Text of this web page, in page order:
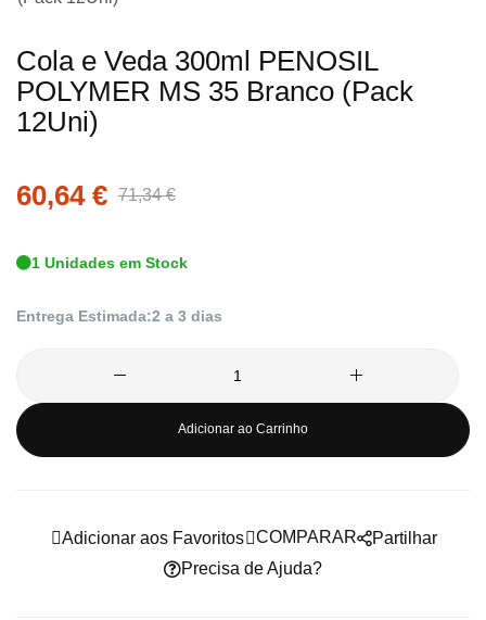
para
o
início
Galeria
Cola e Veda 300ml PENOSIL
POLYMER MS 35 Branco (Pack
12Uni)
60,64 € 71,34 €
1 Unidades em Stock
Entrega Estimada:2 a 3 dias
Adicionar ao Carrinho
Adicionar aos Favoritos
COMPARAR
Precisa de Ajuda?
Partilhar